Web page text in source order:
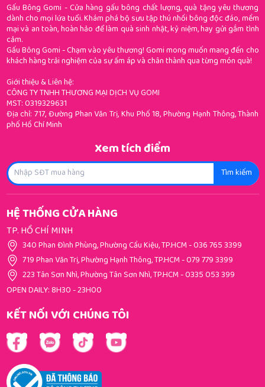
Gấu Bông Gomi - Cửa hàng gấu bông chất lượng, quà tặng yêu thương
dành cho mọi lứa tuổi. Khám phá bộ sưu tập thú nhồi bông độc đáo, mềm
mại và an toàn, hoàn hảo để làm quà sinh nhật, kỷ niệm, hay gửi gắm tình
cảm.
Gấu Bông Gomi - Chạm vào yêu thương! Gomi mong muốn mang đến cho
khách hàng trải nghiệm của sự ấm áp và chân thành qua từng món quà!
Giới thiệu & Liên hệ:
CÔNG TY TNHH THƯƠNG MẠI DỊCH VỤ GOMI
MST: 0319329631
Địa chỉ: 717, Đường Phan Văn Trị, Khu Phố 18, Phường Hạnh Thông, Thành
phố Hồ Chí Minh
Xem tích điểm
Tìm kiếm
HỆ THỐNG CỬA HÀNG
TP. HỒ CHÍ MINH
340 Phan Đình Phùng, Phường Cầu Kiệu, TP.HCM-036 765 3399
719 Phan Văn Trị, Phường Hạnh Thông, TP.HCM-079 779 3399
223 Tân Sơn Nhì, Phường Tân Sơn Nhì, TP.HCM-0335 053 399
OPEN DAILY: 8H30 - 23H00
KẾT NỐI VỚI CHÚNG TÔI